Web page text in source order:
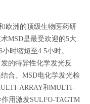
欧洲的顶级生物医药研
MSD是最受欢迎的5大
时缩短至4.5小时。
的特异性化学发光反
合。MSD电化学发光检
ARRAY和MULTI-
用激发SULFO-TAGTM